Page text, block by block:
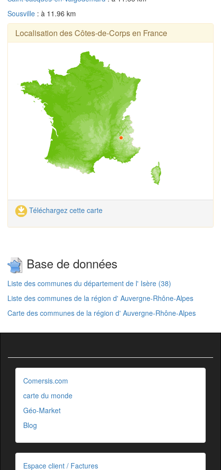
Sousville : à 11.96 km
Localisation des Côtes-de-Corps en France
Téléchargez cette carte
Base de données
Liste des communes du département de l' Isère (38)
Liste des communes de la région d' Auvergne-Rhône-Alpes
Carte des communes de la région d' Auvergne-Rhône-Alpes
Comersis.com
carte du monde
Géo-Market
Blog
Espace client / Factures